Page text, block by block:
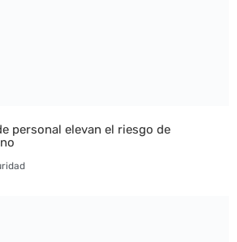
personal elevan el riesgo de